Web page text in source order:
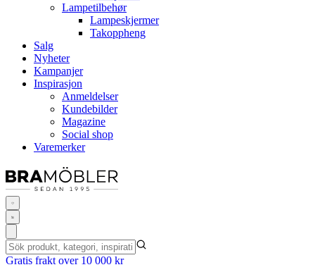
Lampetilbehør
Lampeskjermer
Takoppheng
Salg
Nyheter
Kampanjer
Inspirasjon
Anmeldelser
Kundebilder
Magazine
Social shop
Varemerker
Gratis frakt over 10 000 kr